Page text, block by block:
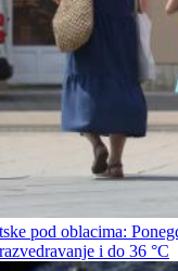
pod oblacima:
i do 36 °C